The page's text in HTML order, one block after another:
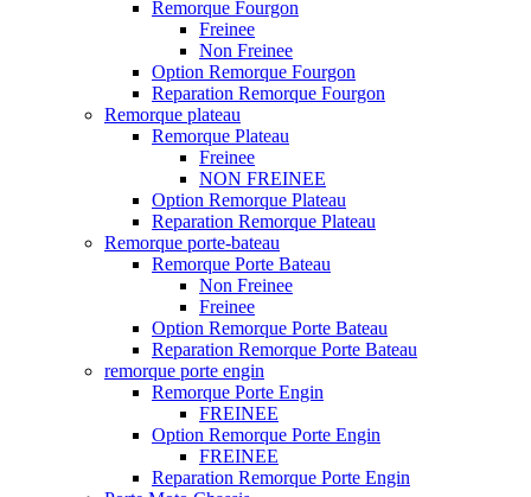
Remorque Fourgon
Freinee
Non Freinee
Option Remorque Fourgon
Reparation Remorque Fourgon
Remorque plateau
Remorque Plateau
Freinee
NON FREINEE
Option Remorque Plateau
Reparation Remorque Plateau
Remorque porte-bateau
Remorque Porte Bateau
Non Freinee
Freinee
Option Remorque Porte Bateau
Reparation Remorque Porte Bateau
remorque porte engin
Remorque Porte Engin
FREINEE
Option Remorque Porte Engin
FREINEE
Reparation Remorque Porte Engin